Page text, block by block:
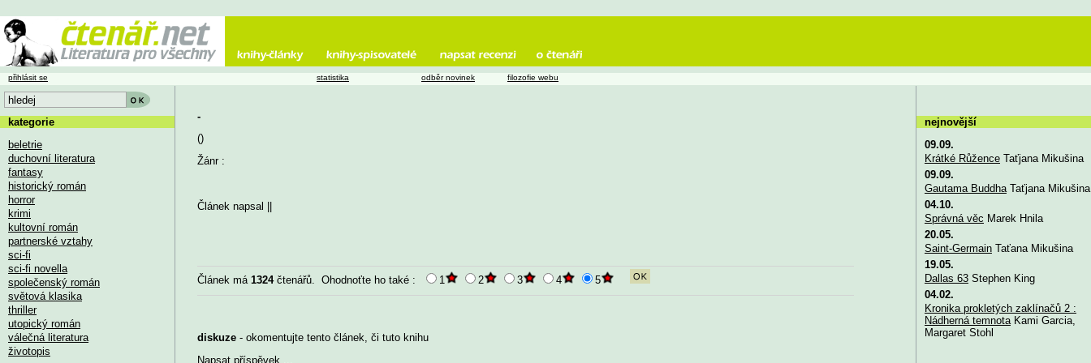
-
()
Žánr :
Článek napsal
Článek má1324čtenářů. Ohodnoťte ho také : 1 2 3 4 5
diskuze - okomentujte tento článek, či tuto knihu
Napsat příspěvek
přihlásit se statistika odběr novinek filozofie webu
kategorie
beletrie
duchovní literatura
fantasy
historický román
horror
krimi
kultovní román
partnerské vztahy
sci-fi
sci-fi novella
společenský román
světová klasika
thriller
utopický román
válečná literatura
životopis
nejnovější
09.09.
Krátké RůženceTaťjana Mikušina
09.09.
Gautama BuddhaTaťjana Mikušina
04.10.
Správná věc Marek Hnila
20.05.
Saint-GermainTaťana Mikušina
19.05.
Dallas 63Stephen King
04.02.
Kronika prokletých zaklínačů 2 :
Nádherná temnotaKami Garcia,
Margaret Stohl